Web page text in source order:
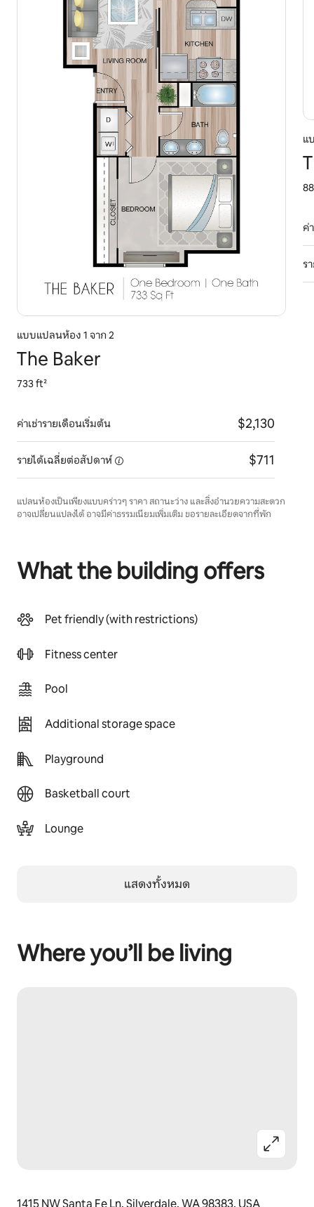
แบบแปลนห้อง 1 จาก 2
The Baker
733 ft²
ค่าเช่ารายเดือนเริ่มต้น $2,130
รายได้เฉลี่ยต่อสัปดาห์ $711
แ
ค่
ร
แปลนห้องเป็นเพียงแบบคร่าวๆ ราคา สถานะว่าง และสิ่งอำนวยความสะดวก
อาจเปลี่ยนแปลงได้ อาจมีค่าธรรมเนียมเพิ่มเติม ขอรายละเอียดจากที่พัก
What the building offers
Pet friendly (with restrictions)
Fitness center
Pool
Additional storage space
Playground
Basketball court
Lounge
แสดงทั้งหมด
Where you’ll be living
1415 NW Santa Fe Ln, Silverdale, WA 98383, USA